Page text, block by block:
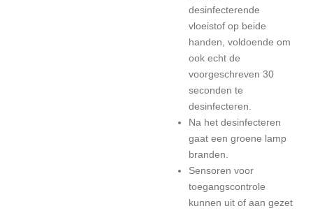
desinfecterende
vloeistof op beide
handen, voldoende om
ook echt de
voorgeschreven 30
seconden te
desinfecteren.
Na het desinfecteren
gaat een groene lamp
branden.
Sensoren voor
toegangscontrole
kunnen uit of aan gezet